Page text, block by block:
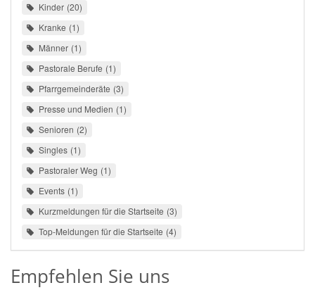
Kinder 20
Kranke 1
Männer 1
Pastorale Berufe 1
Pfarrgemeinderäte 3
Presse und Medien 1
Senioren 2
Singles 1
Pastoraler Weg 1
Events 1
Kurzmeldungen für die Startseite 3
Top-Meldungen für die Startseite 4
Empfehlen Sie uns